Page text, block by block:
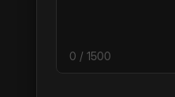
0 / 1500